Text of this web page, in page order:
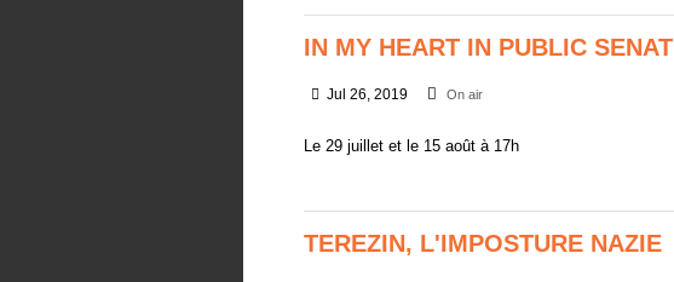
IN MY HEART IN PUBLIC SENAT
Jul 26, 2019 On air
Le 29 juillet et le 15 août à 17h
TEREZIN, L'IMPOSTURE NAZIE